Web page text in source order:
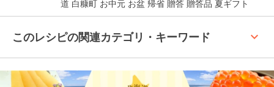
道 白糠町 お中元 お盆 帰省 贈答 贈答品 夏ギフト
このレシピの関連カテゴリ・キーワード keyboard_arrow_up